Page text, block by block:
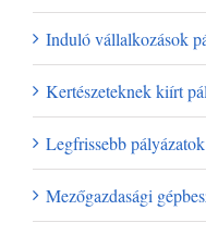
Induló vállalkozások
Kertészeteknek kiírt
Legfrissebb pályázatok
Mezőgazdasági